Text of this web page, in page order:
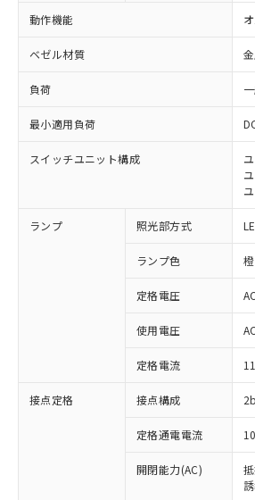
動作機能
ベゼル材質
負荷
最小適用負荷
スイッチユニット構成
ランプ 照光部方式
ランプ色 橙
定格電圧
使用電圧
定格電流
接点定格 接点構成 2b
定格通電電流
開閉能力(AC)
ご利用条件
以下の条件をお読みいただき、
ご利用ください。
本サービスは、当社制御
商品の当社在庫状況およ
(税抜)を提供させていた
当社制御機器事業取扱商
対応済み：EU RoHS指令（
非含有に対応した製品が提供
対応予定：EU RoHS指令（10
有に対応した製品に切り替える
対応予定なし：EU RoHS指令
非含有に非対応の商品で、対応
調査・確認中：EU RoHS指令
非含有の対応状況を調査中ま
非該当品：ライセンス料など
害物質有無と関係のない商品
仕入先様の事情により、非含
「○」：最大均質材料含有率
基準値以下であることを示し
「×」：最大均質材料含有率